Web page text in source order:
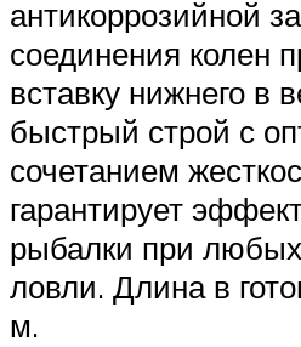
антикоррозийной
соединения колен
вставку нижнего в
быстрый строй с
сочетанием
гарантирует
рыбалки при
ловли. Длина в
м.